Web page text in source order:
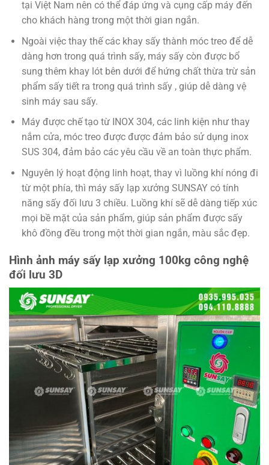
tại Việt Nam nên có thể đáp ứng và cụng cấp máy đến
cho khách hàng trong một thời gian ngắn.
Ngoài việc thay thế các khay sấy thành móc treo để dễ
dàng hơn trong quá trình sấy, máy sấy còn được bổ
sung thêm khay lót bên dưới để hứng chất thừa trừ sản
phẩm sấy tiết ra trong quá trình sấy , giúp dễ dàng vệ
sinh máy sau sấy.
Máy được chế tạo từ INOX 304, các linh kiện như thay
nắm cửa, móc treo được được đảm bảo sử dụng inox
SUS 304, đảm bảo các yêu cầu về an toàn thực phẩm.
Nguyên lý hoạt động linh hoạt, thay vì luồng khí nóng đi
từ một phía, thì máy sấy lạp xưởng SUNSAY có tính
năng sấy đối lưu 3 chiều. Luồng khí sẽ dễ dàng tiếp xúc
mọi bề mặt của sản phẩm, giúp sản phẩm được sấy
khô đồng đều trong một thời gian ngắn, màu sắc đẹp.
Hình ảnh máy sấy lạp xưởng 100kg công nghệ
đối lưu 3D